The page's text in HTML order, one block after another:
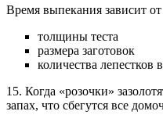
Время выпекания зависит
толщины теста
размера заготовок
количества лепестков
15. Когда «розочки»
запах, что сбегутся все